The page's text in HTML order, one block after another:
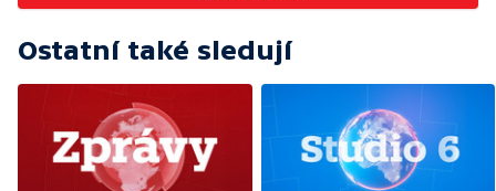
Ostatní také sledují